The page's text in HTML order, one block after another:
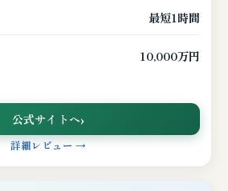
最短1時間
10,000万円
公式サイトへ
詳細レビュー →